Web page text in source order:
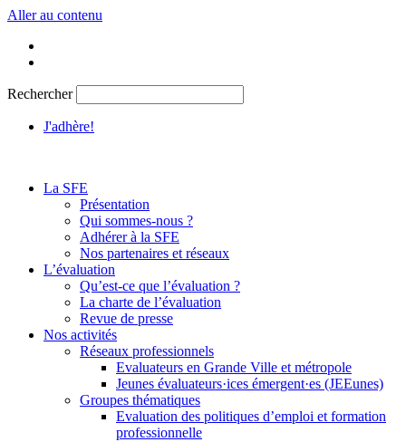
Aller au contenu
Rechercher
J'adhère!
La SFE
Présentation
Qui sommes-nous ?
Adhérer à la SFE
Nos partenaires et réseaux
L’évaluation
Qu’est-ce que l’évaluation ?
La charte de l’évaluation
Revue de presse
Nos activités
Réseaux professionnels
Evaluateurs en Grande Ville et métropole
Jeunes évaluateurs·ices émergent·es (JEEunes)
Groupes thématiques
Evaluation des politiques d’emploi et formation
professionnelle